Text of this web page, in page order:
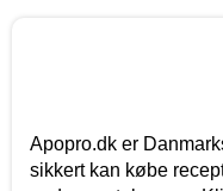
Apopro.dk er
sikkert kan købe